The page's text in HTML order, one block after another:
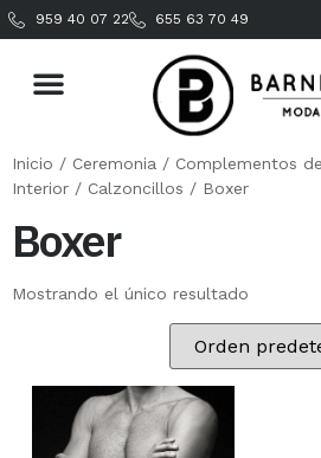
959 40 07 22 655 63 70 49
Inicio / Ceremonia / Complementos
Interior / Calzoncillos / Boxer
Boxer
Mostrando el único resultado